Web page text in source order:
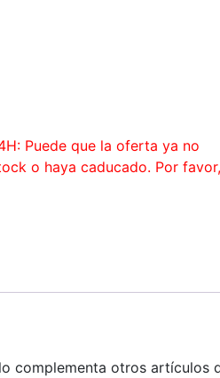
Puede que la oferta ya no
o haya caducado. Por favor,
complementa otros artículos